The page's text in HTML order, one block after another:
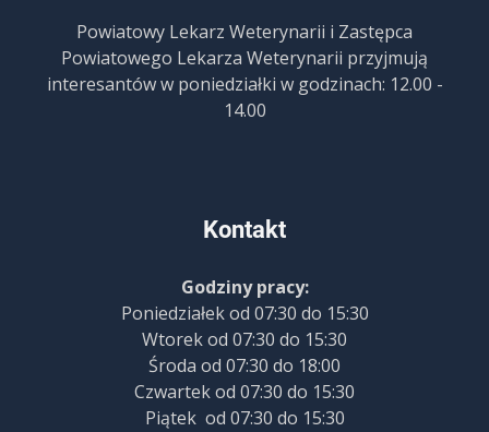
Powiatowy Lekarz Weterynarii i Zastępca
Powiatowego Lekarza Weterynarii przyjmują
interesantów w poniedziałki w godzinach: 12.00 -
14.00
Kontakt
Godziny pracy:
Poniedziałek od 07:30 do 15:30
Wtorek od 07:30 do 15:30
Środa od 07:30 do 18:00
Czwartek od 07:30 do 15:30
Piątek od 07:30 do 15:30